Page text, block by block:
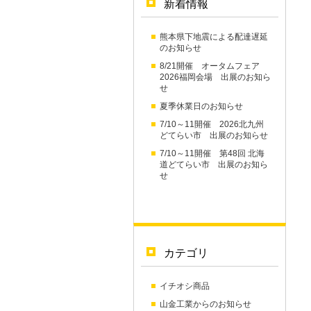
新着情報
熊本県下地震による配達遅延
のお知らせ
8/21開催 オータムフェア
2026福岡会場 出展のお知ら
せ
夏季休業日のお知らせ
7/10～11開催 2026北九州
どてらい市 出展のお知らせ
7/10～11開催 第48回 北海
道どてらい市 出展のお知ら
せ
カテゴリ
イチオシ商品
山金工業からのお知らせ